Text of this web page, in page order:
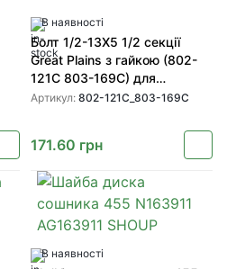
В наявності
Болт 1/2-13Х5 1/2 секції
Great Plains з гайкою (802-
121C 803-169C) для
зернових сівалок Great Plains
Артикул: 802-121C_803-169C
171.60 грн
В наявності